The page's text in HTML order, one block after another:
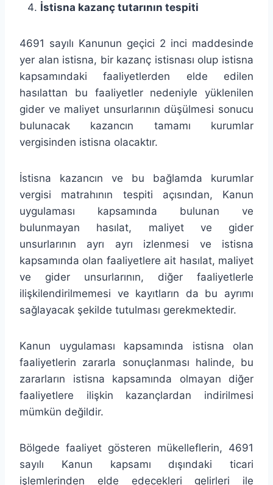
İstisna kazanç tutarının tespiti
4691 sayılı Kanunun geçici 2 inci maddesinde
yer alan istisna, bir kazanç istisnası olup istisna
kapsamındaki faaliyetlerden elde edilen
hasılattan bu faaliyetler nedeniyle yüklenilen
gider ve maliyet unsurlarının düşülmesi sonucu
bulunacak kazancın tamamı kurumlar
vergisinden istisna olacaktır.
İstisna kazancın ve bu bağlamda kurumlar
vergisi matrahının tespiti açısından, Kanun
uygulaması kapsamında bulunan ve
bulunmayan hasılat, maliyet ve gider
unsurlarının ayrı ayrı izlenmesi ve istisna
kapsamında olan faaliyetlere ait hasılat, maliyet
ve gider unsurlarının, diğer faaliyetlerle
ilişkilendirilmemesi ve kayıtların da bu ayrımı
sağlayacak şekilde tutulması gerekmektedir.
Kanun uygulaması kapsamında istisna olan
faaliyetlerin zararla sonuçlanması halinde, bu
zararların istisna kapsamında olmayan diğer
faaliyetlere ilişkin kazançlardan indirilmesi
mümkün değildir.
Bölgede faaliyet gösteren mükelleflerin, 4691
sayılı Kanun kapsamı dışındaki ticari
işlemlerinden elde edecekleri gelirleri ile